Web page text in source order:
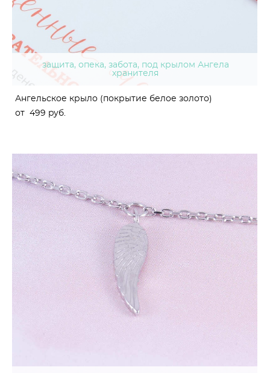
защита, опека, забота, под крылом Ангела
хранителя
Ангельское крыло (покрытие белое золото)
от 499 pуб.